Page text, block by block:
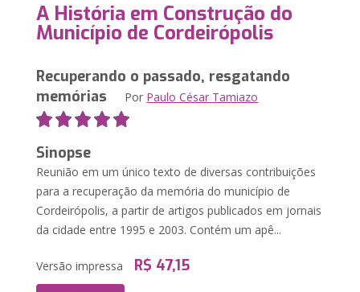
A História em Construção do
Município de Cordeirópolis
Recuperando o passado, resgatando
memórias Por Paulo César Tamiazo
Sinopse
Reunião em um único texto de diversas contribuições
para a recuperação da memória do município de
Cordeirópolis, a partir de artigos publicados em jornais
da cidade entre 1995 e 2003. Contém um apê...
Versão impressa R$ 47,15